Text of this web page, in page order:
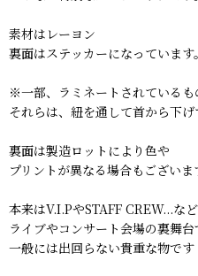
素材はレーヨン
裏面はステッカーになっています。
※一部、ラミネートされているも
それらは、紐を通して首から下げ
裏面は製造ロットにより色や
プリントが異なる場合もございま
本来はV.I.PやSTAFF CREW...など
ライブやコンサート会場の裏舞
一般には出回らない貴重な物です